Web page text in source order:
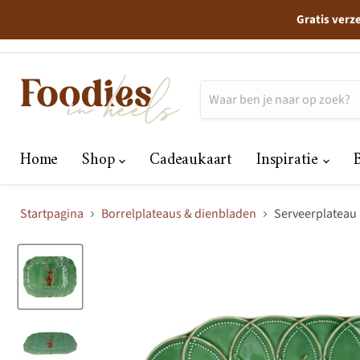
Gratis
Home Shop Cadeaukaart Inspiratie
Startpagina Borrelplateaus & dienbladen